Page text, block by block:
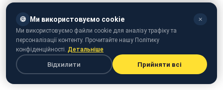
Про те, що можна і категорично не можна робити в
цей день, його прикмети читайте у матеріалі РБК-
Україна (проект Styler).
Під час підготовки матеріалу використовувалися
джерела: сайт ПЦУ, Місячний календар.
🍪 Ми використовуємо cookie ✕
Ми використовуємо файли cookie для аналізу трафіку та
персоналізації контенту. Прочитайте нашу Політику
конфіденційності. Детальніше
Відхилити Прийняти всі